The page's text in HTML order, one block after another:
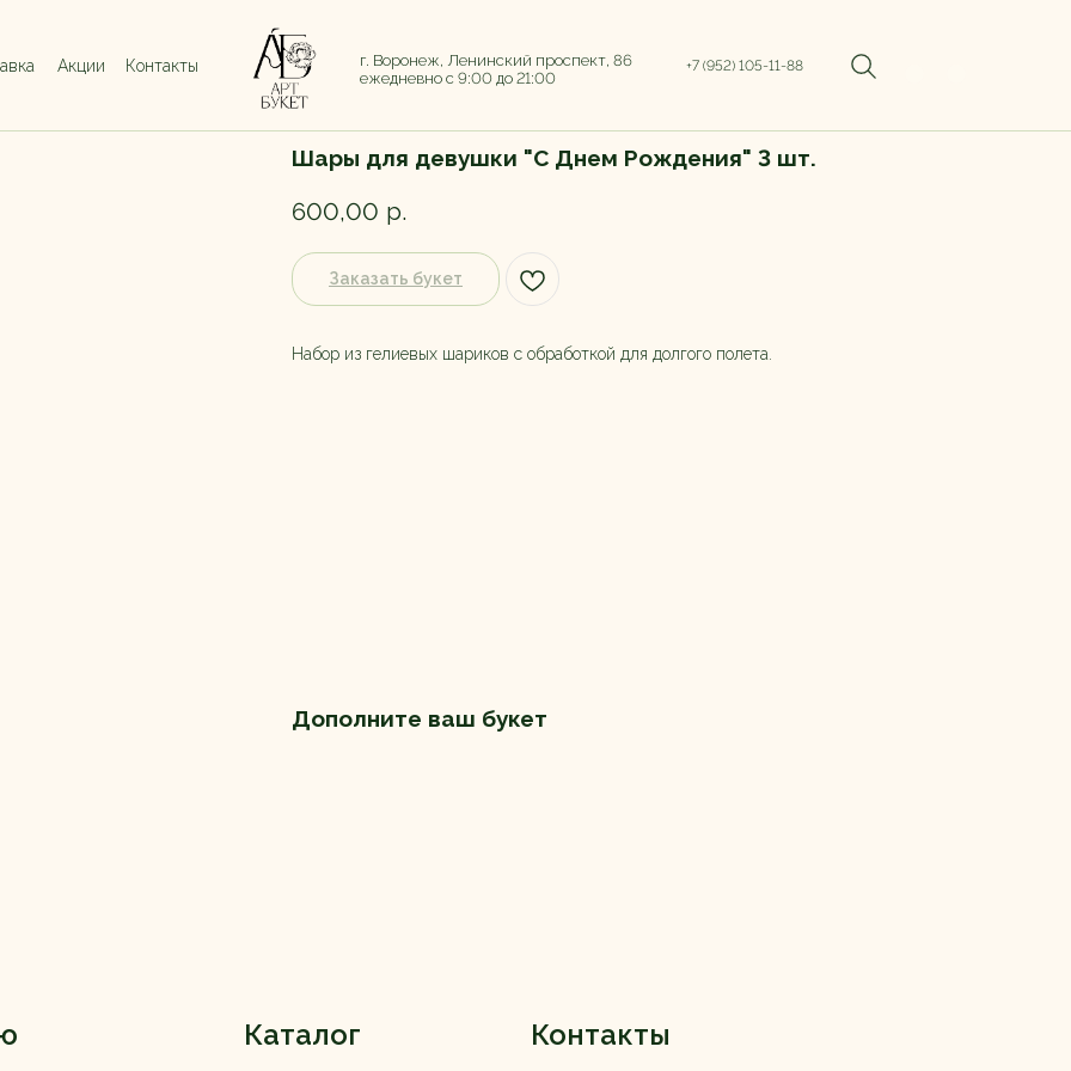
г. Воронеж, Ленинский проспект, 86
ежедневно с 9:00 до 21:00
Акции Контакты +7 (952) 105-11-88
Шары для девушки "С Днем Рождения" 3 шт.
600,00 р.
Заказать букет
Набор из гелиевых шариков с обработкой для долгого полета.
Дополните ваш букет
Контакты
Каталог